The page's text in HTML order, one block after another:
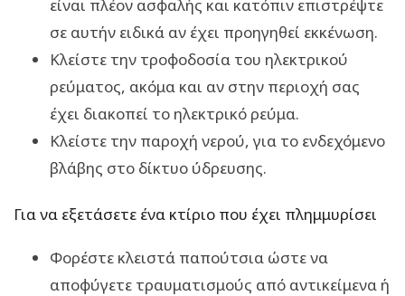
είναι πλέον ασφαλής και κατόπιν επιστρέψτε
σε αυτήν ειδικά αν έχει προηγηθεί εκκένωση.
Κλείστε την τροφοδοσία του ηλεκτρικού
ρεύματος, ακόμα και αν στην περιοχή σας
έχει διακοπεί το ηλεκτρικό ρεύμα.
Κλείστε την παροχή νερού, για το ενδεχόμενο
βλάβης στο δίκτυο ύδρευσης.
Για να εξετάσετε ένα κτίριο που έχει πλημμυρίσει
Φορέστε κλειστά παπούτσια ώστε να
αποφύγετε τραυματισμούς από αντικείμενα ή